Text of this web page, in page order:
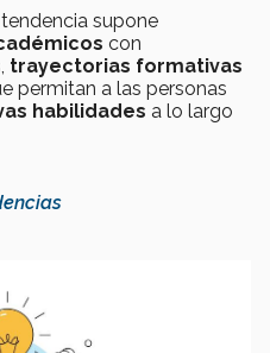
supone
con
, trayectorias formativas
permitan a las personas
habilidades a lo largo